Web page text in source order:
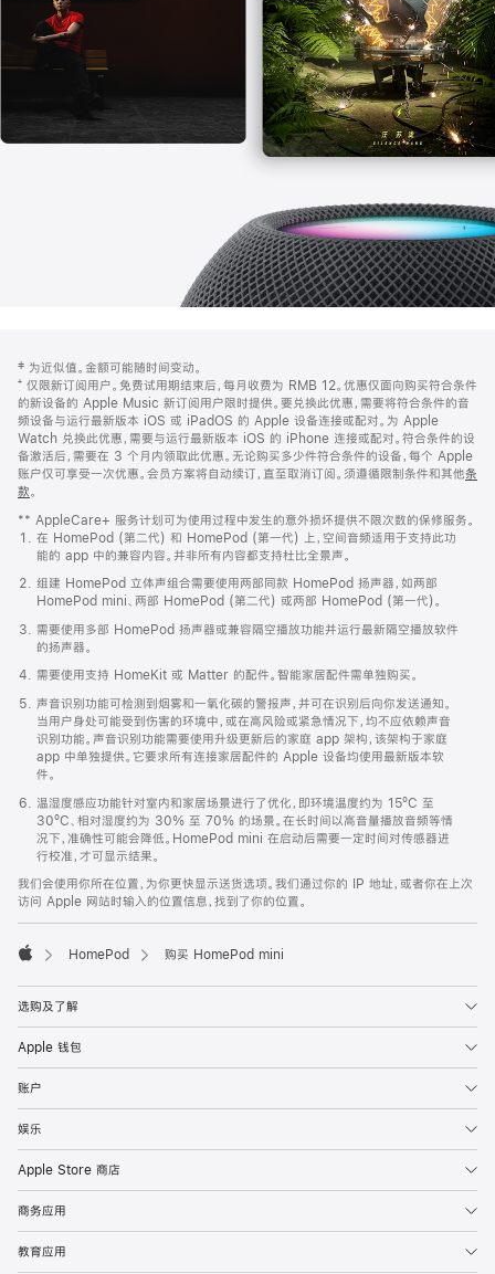
页
页
脚
注
‡ 为近似值。金额可能随时间变动。
⁺ 仅限新订阅用户。免费试用期结束后，每月收费为 RMB 12。优惠仅面向购买符合条件
的新设备的 Apple Music 新订阅用户限时提供。要兑换此优惠，需要将符合条件的音
频设备与运行最新版本 iOS 或 iPadOS 的 Apple 设备连接或配对。为 Apple
Watch 兑换此优惠，需要与运行最新版本 iOS 的 iPhone 连接或配对。符合条件的设
备激活后，需要在 3 个月内领取此优惠。无论购买多少件符合条件的设备，每个 Apple
账户仅可享受一次优惠。会员方案将自动续订，直至取消订阅。须遵循限制条件和其他条
款。
窗
口
中
打
开)
** AppleCare+ 服务计划可为使用过程中发生的意外损坏提供不限次数的保修服务。
在 HomePod (第二代) 和 HomePod (第一代) 上，空间音频适用于支持此功
能的 app 中的兼容内容。并非所有内容都支持杜比全景声。
组建 HomePod 立体声组合需要使用两部同款 HomePod 扬声器，如两部
HomePod mini、两部 HomePod (第二代) 或两部 HomePod (第一代)。
需要使用多部 HomePod 扬声器或兼容隔空播放功能并运行最新隔空播放软件
的扬声器。
需要使用支持 HomeKit 或 Matter 的配件。智能家居配件需单独购买。
声音识别功能可检测到烟雾和一氧化碳的警报声，并可在识别后向你发送通知。
当用户身处可能受到伤害的环境中，或在高风险或紧急情况下，均不应依赖声音
识别功能。声音识别功能需要使用升级更新后的家庭 app 架构，该架构于家庭
app 中单独提供。它要求所有连接家居配件的 Apple 设备均使用最新版本软
件。
温湿度感应功能针对室内和家居场景进行了优化，即环境温度约为 15ºC 至
30ºC、相对湿度约为 30% 至 70% 的场景。在长时间以高音量播放音频等情
况下，准确性可能会降低。HomePod mini 在启动后需要一定时间对传感器进
行校准，才可显示结果。
我们会使用你所在位置，为你更快显示送货选项。我们通过你的 IP 地址，或者你在上次
访问 Apple 网站时输入的位置信息，找到了你的位置。
HomePod 购买 HomePod mini
选购及了解
Apple 钱包
账户
娱乐
Apple Store 商店
商务应用
教育应用